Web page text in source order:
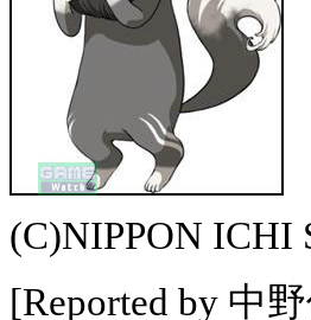
(C)NIPPON ICHI
[Reported by 中